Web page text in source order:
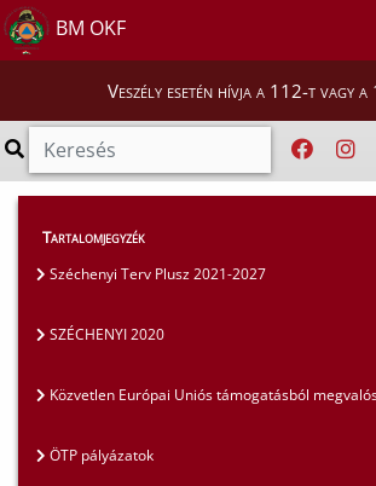
BM OKF
Veszély esetén hívja a 112-t vagy
Szakmai tájékoztatók
SZÉCHENYI 2020
Tartalomjegyzék
Széchenyi Terv Plusz 2021-2027
SZÉCHENYI 2020
Közvetlen Európai Uniós támogatásból
ÖTP pályázatok